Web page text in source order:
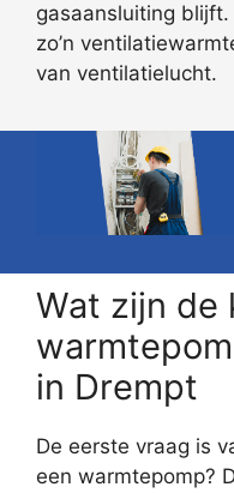
gasaansluiting
zo’n
van ventilatielucht.
Wat zijn de
in Drempt
De eerste vraag is
een warmtepomp?